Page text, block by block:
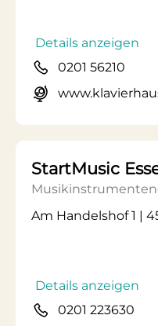
Details anzeigen
0201 56210
StartMusic
Am Handelshof 1 |
Details anzeigen
0201 223630